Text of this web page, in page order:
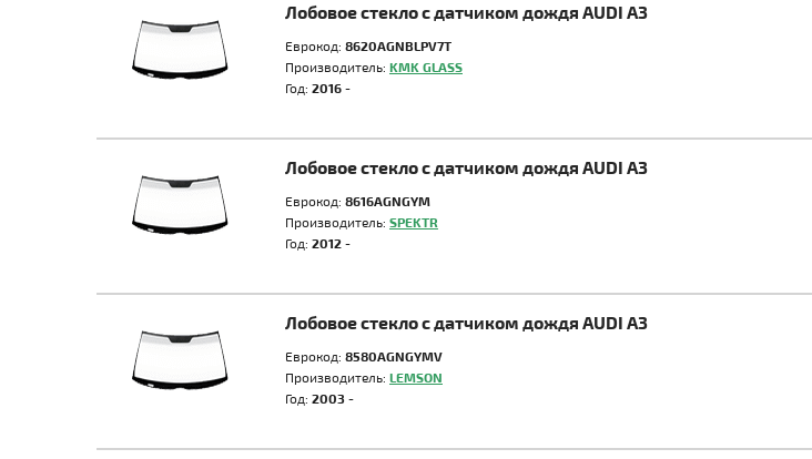
Лобовое стекло с датчиком дождя AUDI A3
Еврокод: 8620AGNBLPV7T
Производитель: KMK GLASS
Год: 2016 -
Лобовое стекло с датчиком дождя AUDI A3
Еврокод: 8616AGNGYM
Производитель: SPEKTR
Год: 2012 -
Лобовое стекло с датчиком дождя AUDI A3
Еврокод: 8580AGNGYMV
Производитель: LEMSON
Год: 2003 -